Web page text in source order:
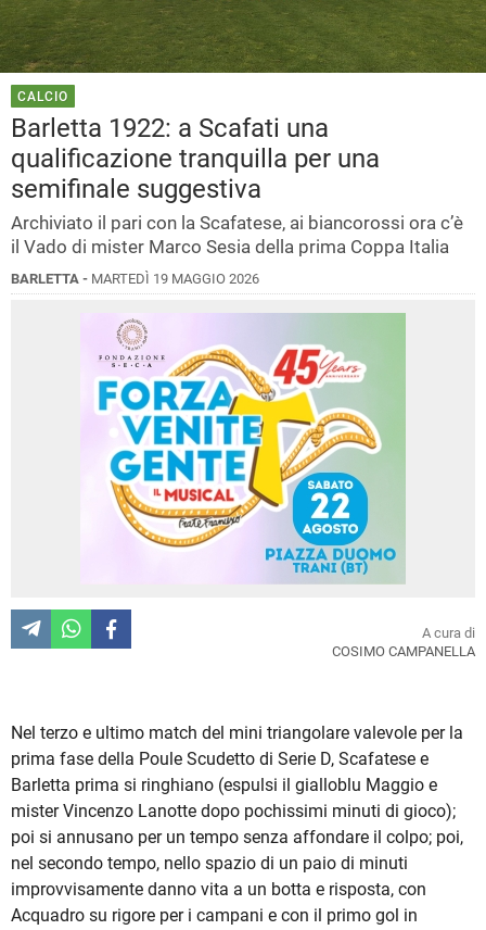
CALCIO
Barletta 1922: a Scafati una
qualificazione tranquilla per una
semifinale suggestiva
Archiviato il pari con la Scafatese, ai biancorossi ora c’è
il Vado di mister Marco Sesia della prima Coppa Italia
BARLETTA - MARTEDÌ 19 MAGGIO 2026
A cura di
COSIMO CAMPANELLA
Nel terzo e ultimo match del mini triangolare valevole per la
prima fase della Poule Scudetto di Serie D, Scafatese e
Barletta prima si ringhiano (espulsi il gialloblu Maggio e
mister Vincenzo Lanotte dopo pochissimi minuti di gioco);
poi si annusano per un tempo senza affondare il colpo; poi,
nel secondo tempo, nello spazio di un paio di minuti
improvvisamente danno vita a un botta e risposta, con
Acquadro su rigore per i campani e con il primo gol in